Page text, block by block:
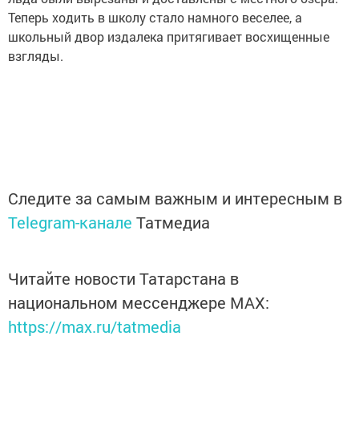
Теперь ходить в школу стало намного веселее, а
школьный двор издалека притягивает восхищенные
взгляды.
Следите за самым важным и интересным в
Telegram-канале Татмедиа
Читайте новости Татарстана в
национальном мессенджере MАХ:
https://max.ru/tatmedia